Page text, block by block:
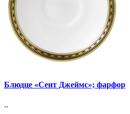
Блюдце «Сент Джеймс»; фарфор
..